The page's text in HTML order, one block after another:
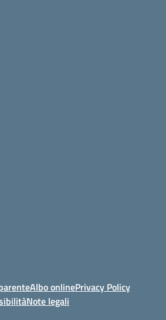
Albo onlinePrivacy Policy
Note legali